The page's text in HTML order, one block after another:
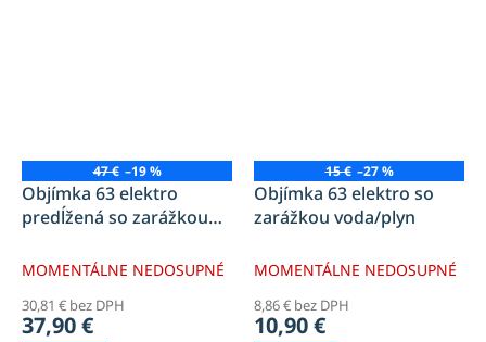
47 € –19 %
Objímka 63 elektro
predĺžená so zarážkou
MOMENTÁLNE NEDOSUPNÉ
30,81 € bez DPH
37,90 €
15 € –27 %
Objímka 63 elektro so
zarážkou voda/plyn
MOMENTÁLNE NEDOSUPNÉ
8,86 € bez DPH
10,90 €